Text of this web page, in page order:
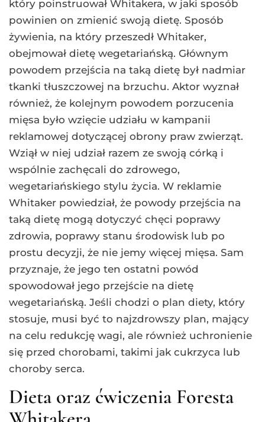
który poinstruował Whitakera, w jaki sposób
powinien on zmienić swoją dietę. Sposób
żywienia, na który przeszedł Whitaker,
obejmował dietę wegetariańską. Głównym
powodem przejścia na taką dietę był nadmiar
tkanki tłuszczowej na brzuchu. Aktor wyznał
również, że kolejnym powodem porzucenia
mięsa było wzięcie udziału w kampanii
reklamowej dotyczącej obrony praw zwierząt.
Wziął w niej udział razem ze swoją córką i
wspólnie zachęcali do zdrowego,
wegetariańskiego stylu życia. W reklamie
Whitaker powiedział, że powody przejścia na
taką dietę mogą dotyczyć chęci poprawy
zdrowia, poprawy stanu środowisk lub po
prostu decyzji, że nie jemy więcej mięsa. Sam
przyznaje, że jego ten ostatni powód
spowodował jego przejście na dietę
wegetariańską. Jeśli chodzi o plan diety, który
stosuje, musi być to najzdrowszy plan, mający
na celu redukcję wagi, ale również uchronienie
się przed chorobami, takimi jak cukrzyca lub
choroby serca.
Dieta oraz ćwiczenia Foresta